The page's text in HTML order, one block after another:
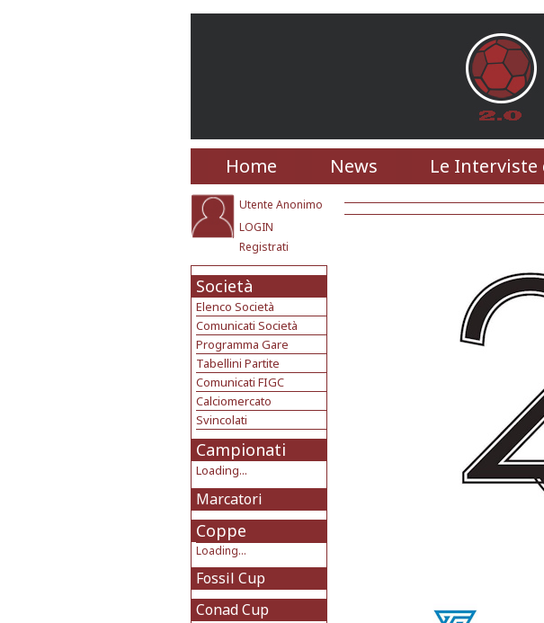
Home News Le Interviste
Utente Anonimo
LOGIN
Registrati
Società
Elenco Società
Comunicati Società
Programma Gare
Tabellini Partite
Comunicati FIGC
Calciomercato
Svincolati
Campionati
Loading...
Marcatori
Coppe
Loading...
Fossil Cup
Conad Cup